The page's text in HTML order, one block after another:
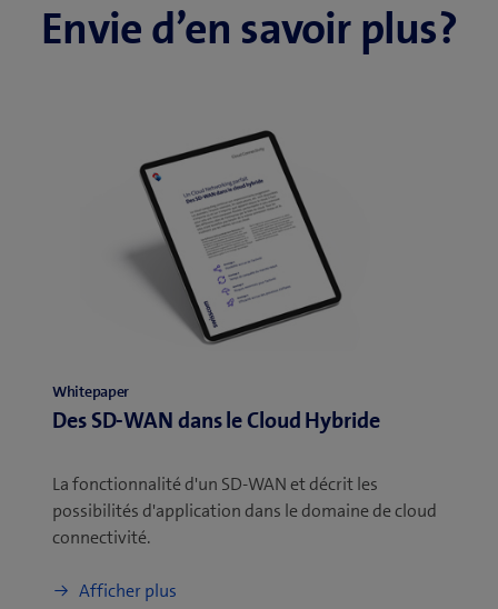
Envie d’en savoir plus?
Whitepaper
Des SD-WAN dans le Cloud Hybride
La fonctionnalité d'un SD-WAN et décrit les
possibilités d'application dans le domaine de cloud
connectivité.
Afficher plus